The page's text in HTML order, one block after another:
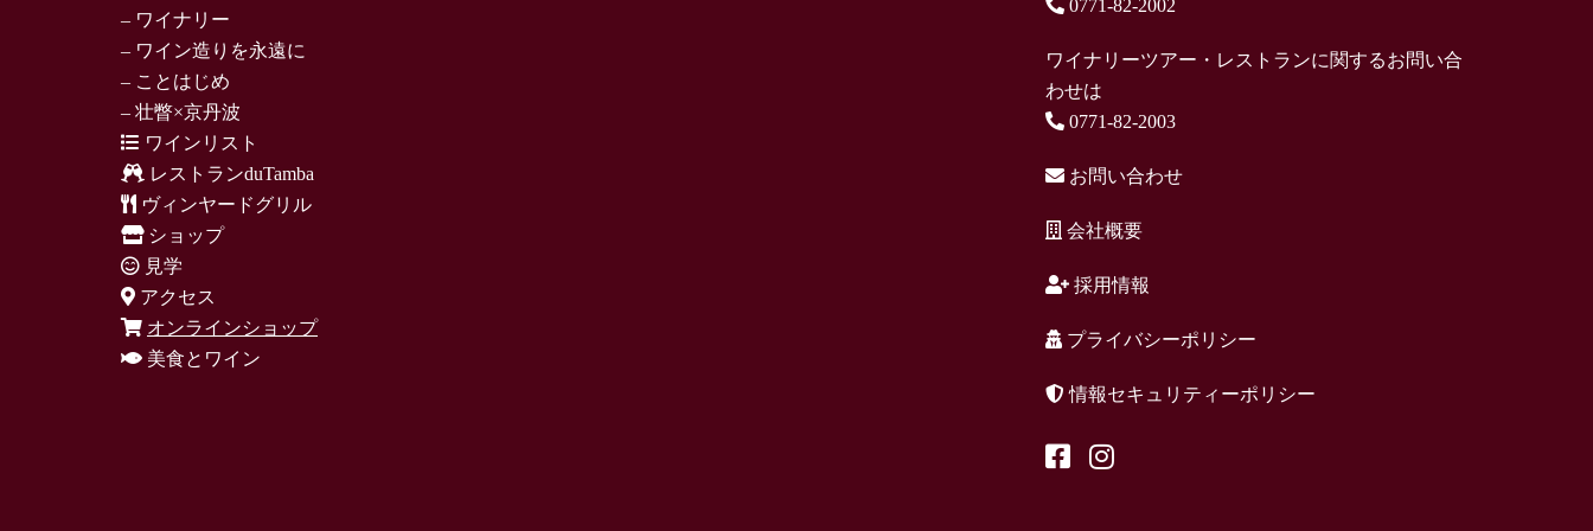
– ワイナリー
– ワイン造りを永遠に
– ことはじめ
– 壮瞥×京丹波
ワインリスト
レストランduTamba
ヴィンヤードグリル
ショップ
見学
アクセス
オンラインショップ
美食とワイン
0771-82-2002
ワイナリーツアー・レストランに関するお問い合
わせは
0771-82-2003
お問い合わせ
会社概要
採用情報
プライバシーポリシー
情報セキュリティーポリシー